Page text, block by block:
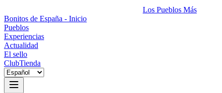
Los Pueblos Más
Bonitos de España - Inicio
Pueblos
Experiencias
Actualidad
El sello
ClubTienda